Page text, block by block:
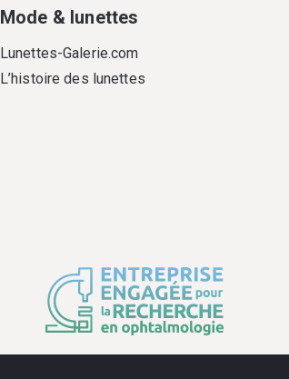
Mode & lunettes
Lunettes-Galerie.com
L’histoire des lunettes